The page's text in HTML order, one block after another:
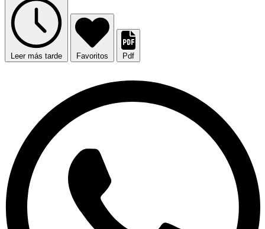
Leer más tarde Favoritos Pdf